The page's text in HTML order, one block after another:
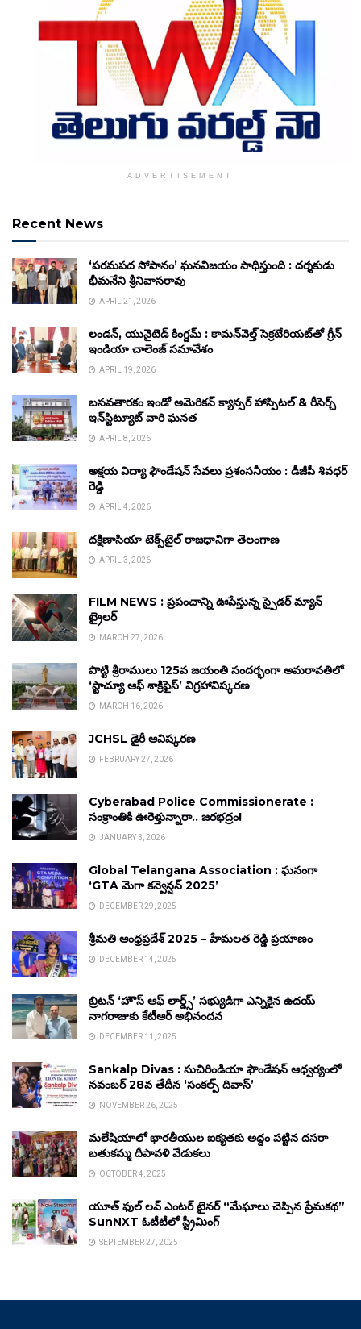
ADVERTISEMENT
Recent News
‘పరమపద సోపానం’ ఘనవిజయం సాధిస్తుంది : దర్శకుడు
భీమనేని శ్రీనివాసరావు
APRIL 21, 2026
లండన్, యునైటెడ్ కింగ్డమ్ : కామన్‌వెల్త్ సెక్రటేరియట్‌తో గ్రీన్
ఇండియా చాలెంజ్ సమావేశం
APRIL 19, 2026
బసవతారకం ఇండో అమెరికన్ క్యాన్సర్ హాస్పిటల్ & రీసెర్చ్
ఇన్‌స్టిట్యూట్ వారి ఘనత
APRIL 8, 2026
అక్షయ విద్యా ఫౌండేషన్ సేవలు ప్రశంసనీయం : డీజీపీ శివధర్
రెడ్డి
APRIL 4, 2026
దక్షిణాసియా టెక్స్‌టైల్ రాజధానిగా తెలంగాణ
APRIL 3, 2026
FILM NEWS : ప్రపంచాన్ని ఊపేస్తున్న స్పైడర్ మ్యాన్
ట్రైలర్
MARCH 27, 2026
పొట్టి శ్రీరాములు 125వ జయంతి సందర్భంగా అమరావతిలో
‘స్టాచ్యూ ఆఫ్ శాక్రిఫైస్’ విగ్రహావిష్కరణ
MARCH 16, 2026
JCHSL డైరీ ఆవిష్కరణ
FEBRUARY 27, 2026
Cyberabad Police Commissionerate :
సంక్రాంతికి ఊరెళ్తున్నారా.. జరభద్రం!
JANUARY 3, 2026
Global Telangana Association : ఘనంగా
‘GTA మెగా కన్వెన్షన్ 2025’
DECEMBER 29, 2025
శ్రీమతి ఆంధ్రప్రదేశ్ 2025 – హేమలత రెడ్డి ప్రయాణం
DECEMBER 14, 2025
బ్రిటన్ ‘హౌస్ ఆఫ్ లార్డ్స్’ సభ్యుడిగా ఎన్నికైన ఉదయ్
నాగరాజుకు కేటీఆర్ అభినందన
DECEMBER 11, 2025
Sankalp Divas : సుచిరిండియా ఫౌండేషన్ ఆధ్వర్యంలో
నవంబర్ 28వ తేదీన ‘సంకల్ప్ దివాస్’
NOVEMBER 26, 2025
మలేషియాలో భారతీయుల ఐక్యతకు అద్దం పట్టిన దసరా
బతుకమ్మ దీపావళి వేడుకలు
OCTOBER 4, 2025
యూత్ ఫుల్ లవ్ ఎంటర్ టైనర్ “మేఘాలు చెప్పిన ప్రేమకథ”
SunNXT ఓటీటీలో స్ట్రీమింగ్
SEPTEMBER 27, 2025